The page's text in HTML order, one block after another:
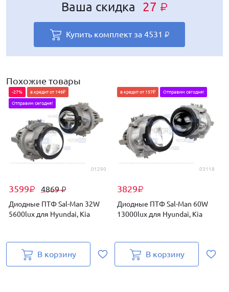
Ваша скидка 27 ₽
Купить комплект за 4531 ₽
Ваша скидка 33 ₽
Купить комплект за 4555 ₽
Ваша скидка 27 ₽
Купить комплект за 4531 ₽
Ваша скидка
₽
Ваша скидка 59 ₽
Купить комплект за 4669 ₽
Ваша скидка 29 ₽
Купить комплект за 4539 ₽
Похожие товары
.01290
3599₽ 4869₽
-27% в кредит от 148₽
Отправим сегодня!
Диодные ПТФ Sal-Man 32W
5600lux для Hyundai, Kia
В корзину
.03118
3829₽
в кредит от 157₽ Отправим сегодня!
Диодные ПТФ Sal-Man 60W
13000lux для Hyundai, Kia
В корзину